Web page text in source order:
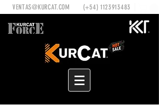
VENTAS@KURCAT.COM (+54) 1123913483